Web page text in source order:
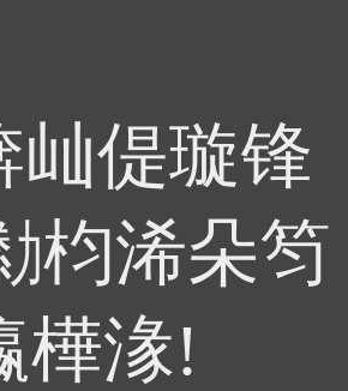
屾偍璇锋
枃浠朵笉
樺湪!